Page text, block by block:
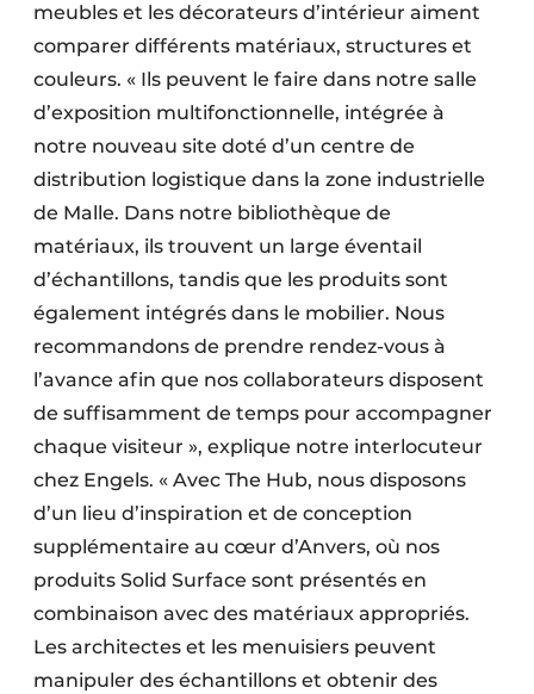
meubles et les décorateurs d’intérieur aiment
comparer différents matériaux, structures et
couleurs. « Ils peuvent le faire dans notre salle
d’exposition multifonctionnelle, intégrée à
notre nouveau site doté d’un centre de
distribution logistique dans la zone industrielle
de Malle. Dans notre bibliothèque de
matériaux, ils trouvent un large éventail
d’échantillons, tandis que les produits sont
également intégrés dans le mobilier. Nous
recommandons de prendre rendez-vous à
l’avance afin que nos collaborateurs disposent
de suffisamment de temps pour accompagner
chaque visiteur », explique notre interlocuteur
chez Engels. « Avec The Hub, nous disposons
d’un lieu d’inspiration et de conception
supplémentaire au cœur d’Anvers, où nos
produits Solid Surface sont présentés en
combinaison avec des matériaux appropriés.
Les architectes et les menuisiers peuvent
manipuler des échantillons et obtenir des